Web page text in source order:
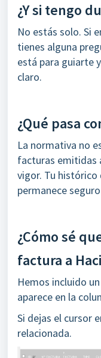
¿Y si tengo
No estás solo. Si
tienes alguna
está para guiarte
claro.
¿Qué pasa
La normativa no
facturas emitidas
vigor. Tu
permanece
¿Cómo sé
factura a
Hemos incluido
aparece en la
Si dejas el cursor
relacionada.